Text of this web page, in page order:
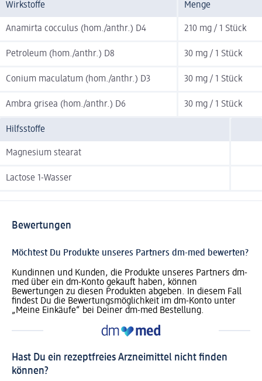
Wirkstoffe Menge
Anamirta cocculus (hom./anthr.) D4 210 mg / 1 Stück
Petroleum (hom./anthr.) D8 30 mg / 1 Stück
Conium maculatum (hom./anthr.) D3 30 mg / 1 Stück
Ambra grisea (hom./anthr.) D6 30 mg / 1 Stück
Hilfsstoffe
Magnesium stearat
Lactose 1-Wasser
Bewertungen
Möchtest Du Produkte unseres Partners dm-med bewerten?
Kundinnen und Kunden, die Produkte unseres Partners dm-
med über ein dm-Konto gekauft haben, können
Bewertungen zu diesen Produkten abgeben. In diesem Fall
findest Du die Bewertungsmöglichkeit im dm-Konto unter
„Meine Einkäufe“ bei Deiner dm-med Bestellung.
Hast Du ein rezeptfreies Arzneimittel nicht finden
können?